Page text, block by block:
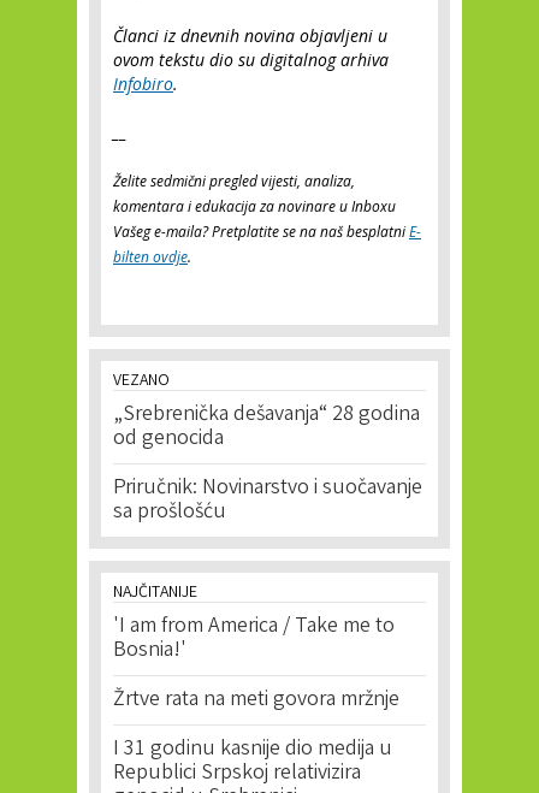
Članci iz dnevnih novina objavljeni u
ovom tekstu dio su digitalnog arhiva
Infobiro.
Želite sedmični pregled vijesti, analiza,
komentara i edukacija za novinare u Inboxu
Vašeg e-maila? Pretplatite se na naš besplatniE-
bilten ovdje.
VEZANO
„Srebrenička dešavanja“ 28 godina
od genocida
Priručnik: Novinarstvo i suočavanje
sa prošlošću
NAJČITANIJE
'I am from America / Take me to
Bosnia!'
Žrtve rata na meti govora mržnje
I 31 godinu kasnije dio medija u
Republici Srpskoj relativizira